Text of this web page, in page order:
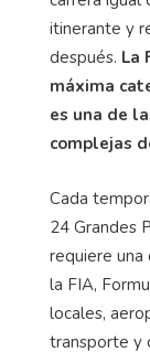
itinerante y
después. La
máxima
es una de
complejas
Cada
24 Grandes
requiere una
la FIA,
locales,
transporte y